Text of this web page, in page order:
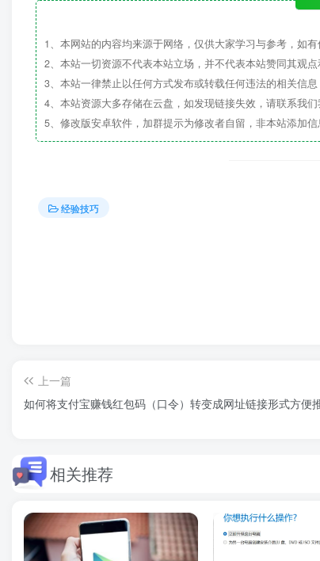
1、本网站的内容均来源于网络，仅供大家学习与参考，如有
2、本站一切资源不代表本站立场，并不代表本站赞同其观点
3、本站一律禁止以任何方式发布或转载任何违法的相关信息
4、本站资源大多存储在云盘，如发现链接失效，请联系我们
5、修改版安卓软件，加群提示为修改者自留，非本站添加信
经验技巧
上一篇
如何将支付宝赚钱红包码（口令）转变成网址链接形式方便
相关推荐